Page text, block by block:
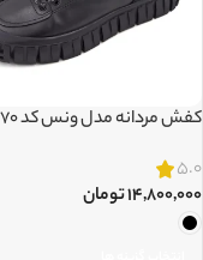
کفش مردانه مدل ونس کد 2370
5.0
۱۴,۸۰۰,۰۰۰تومان